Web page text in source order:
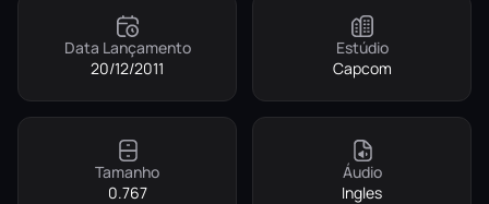
Data Lançamento
20/12/2011
Estúdio
Capcom
Tamanho
0.767
Áudio
Ingles